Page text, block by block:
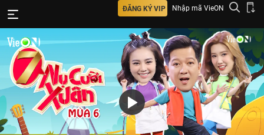
ĐĂNG KÝ VIP Nhập mã VieON